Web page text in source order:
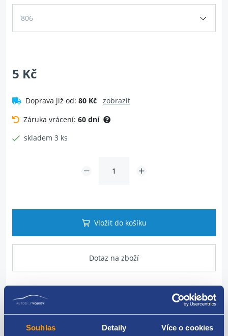
Souhlas Detaily Více o cookies
806
5 Kč
Doprava již od: 80 Kč
zobrazit
Záruka vrácení: 60 dní
skladem 3 ks
Vložit do košíku
Dotaz na zboží
Popis produktu
Upevnění sluneční clony